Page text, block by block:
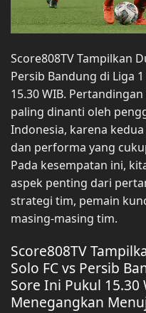
Score808TV Tampilkan
Persib Bandung di Liga
15.30 WIB.
paling dinanti oleh
Indonesia, karena
dan performa yang
Pada kesempatan ini,
aspek penting dari
strategi tim, pemain
masing-masing tim.
Score808TV
Solo FC vs Persib
Sore Ini Pukul 15.30
Menegangkan